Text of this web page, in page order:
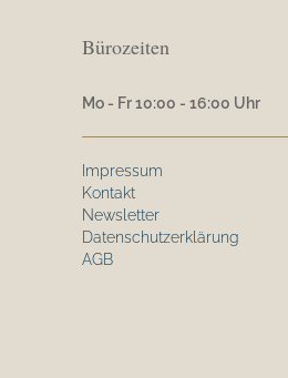
Bürozeiten
Mo - Fr 10:00 - 16:00 Uhr
Impressum
Kontakt
Newsletter
Datenschutzerklärung
AGB